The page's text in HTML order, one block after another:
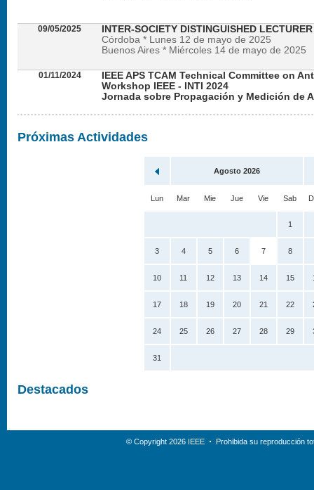
09/05/2025
INTER-SOCIETY DISTINGUISHED
Córdoba * Lunes 12 de mayo de 2025
Buenos Aires * Miércoles 14 de mayo de 2025
01/11/2024
IEEE APS TCAM Technical Committee on
Workshop IEEE - INTI 2024
Jornada sobre Propagación y Medición de
Próximas Actividades
Agosto 2026
Lun Mar Mie Jue Vie Sab
1
3 4 5 6 7 8
10 11 12 13 14 15
17 18 19 20 21 22
24 25 26 27 28 29
31
Destacados
© Copyright 2026 IEEE Prohibida su reproducción